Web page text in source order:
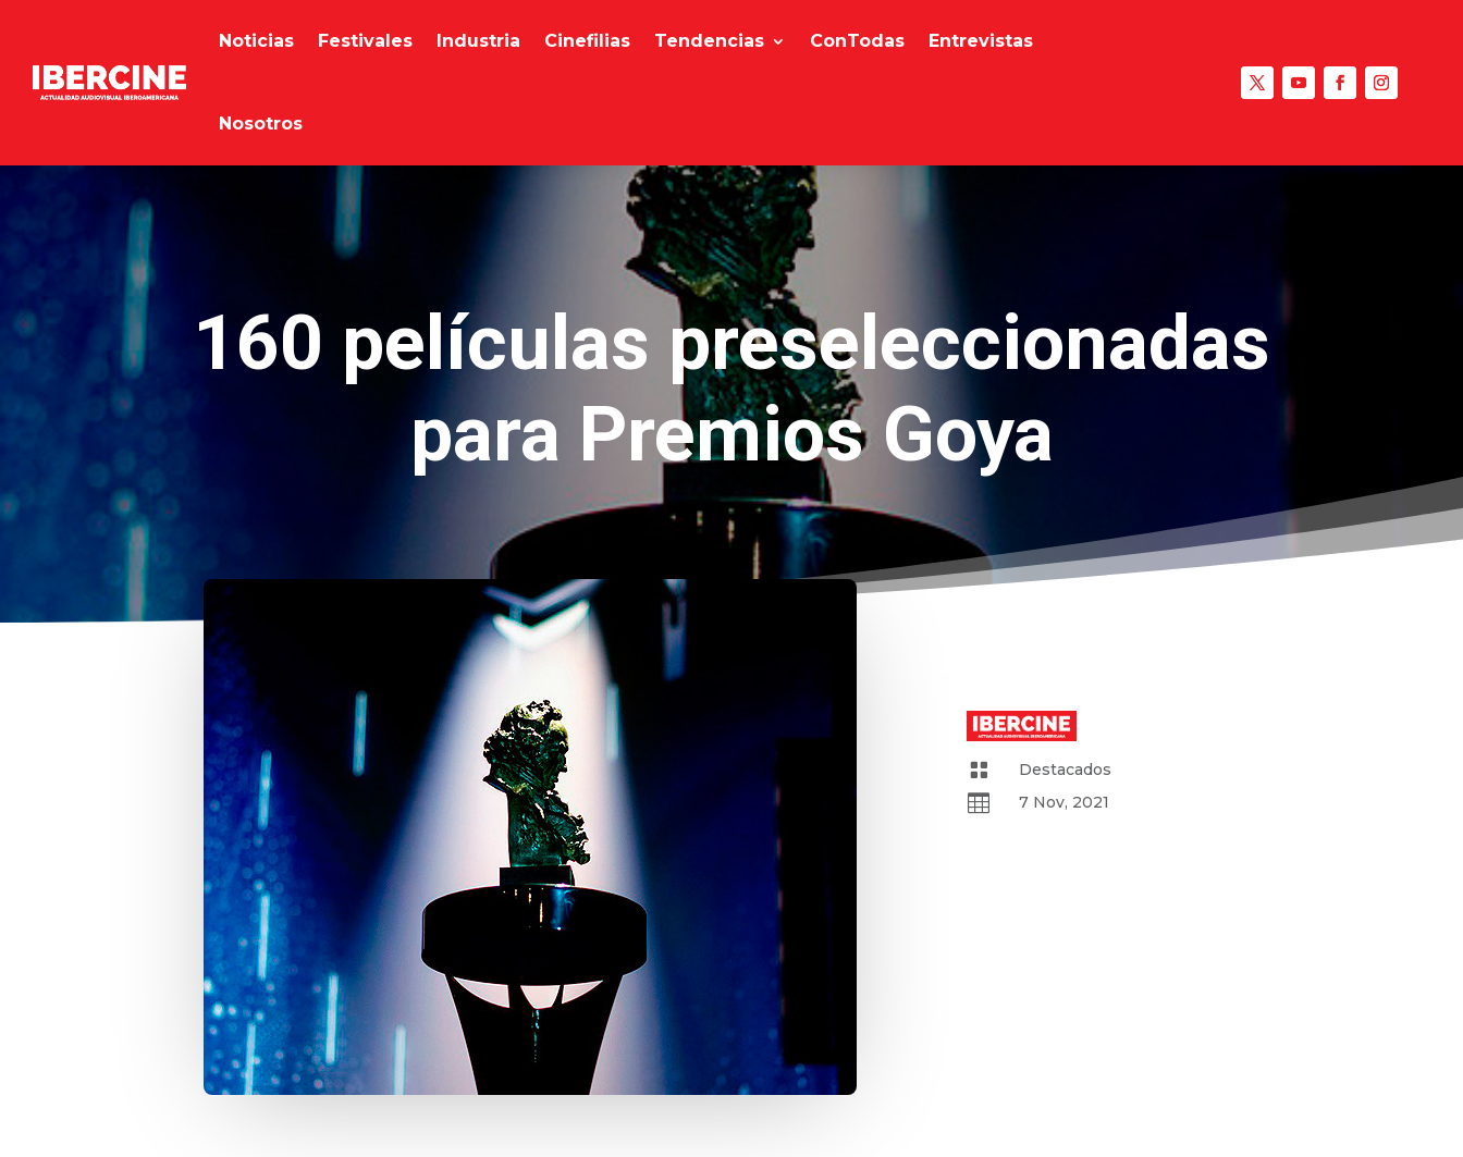
Noticias Festivales Industria Cinefilias Tendencias ConTodas Entrevistas
Nosotros
160 películas preseleccionadas
para Premios Goya
 Destacados
 7 Nov, 2021